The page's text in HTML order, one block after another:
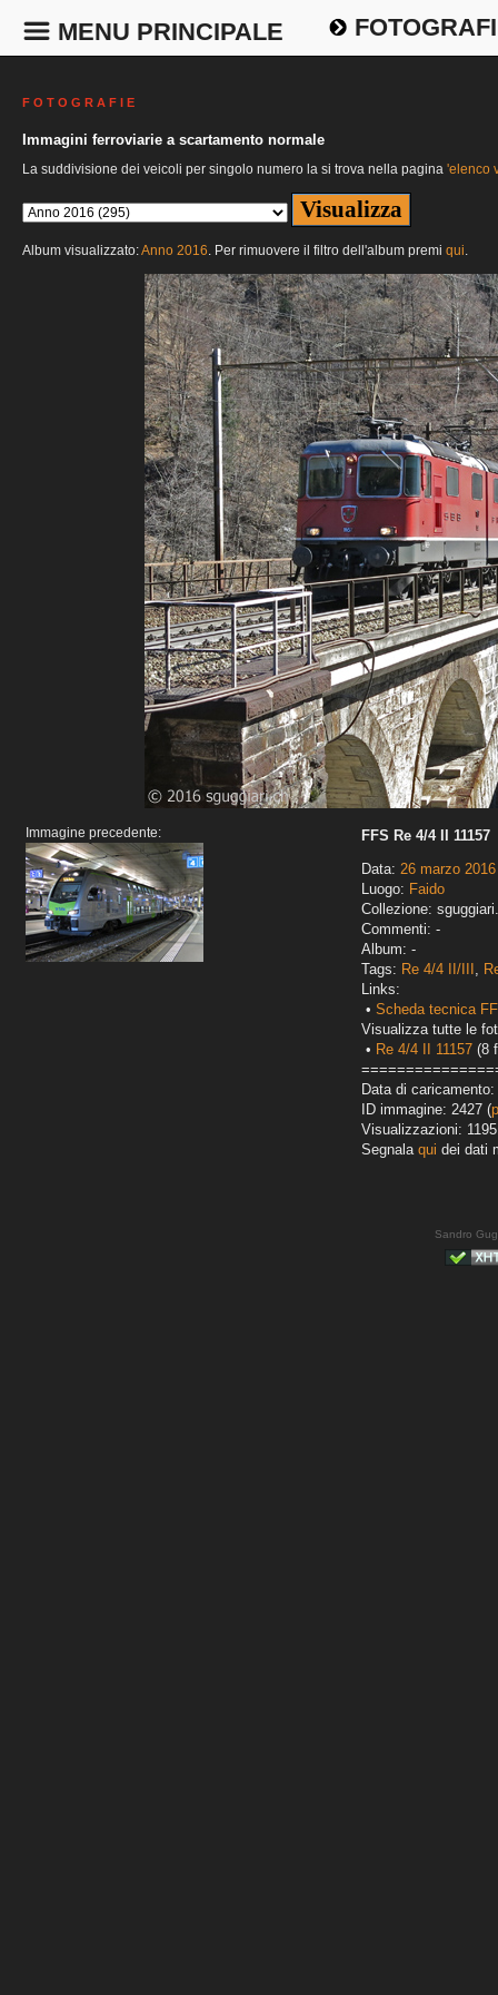
MENU PRINCIPALE
F O T O G R A F I E
Immagini ferroviarie a scartamento normale
La suddivisione dei veicoli per singolo numero la si trova nella pagina 'elenco
Album visualizzato:Anno 2016. Per rimuovere il filtro dell'album premi qui.
Immagine precedente:
FFS Re 4/4 II 11157
Data: 26 marzo 2016
Luogo: Faido
Collezione:
Commenti: -
Album: -
Tags: Re 4/4 II/III ,
Links:
• Scheda tecnica
Visualizza tutte le
• Re 4/4 II 11157 (8
Data di
ID immagine: 2427 (
Visualizzazioni: 1195
Segnala qui dei dati
Sandro